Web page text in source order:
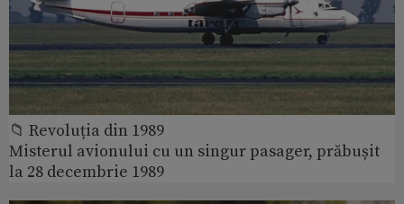
📁 Revoluția din 1989
Misterul avionului cu un singur pasager, prăbușit
la 28 decembrie 1989